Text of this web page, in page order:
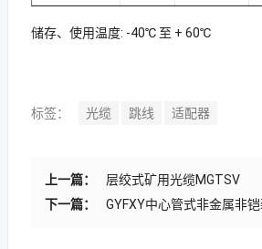
储存、使用温度: -40℃ 至 + 60℃
标签： 光缆 跳线 适配器
上一篇：
层绞式矿用光缆MGTSV
下一篇：
GYFXY中心管式非金属非